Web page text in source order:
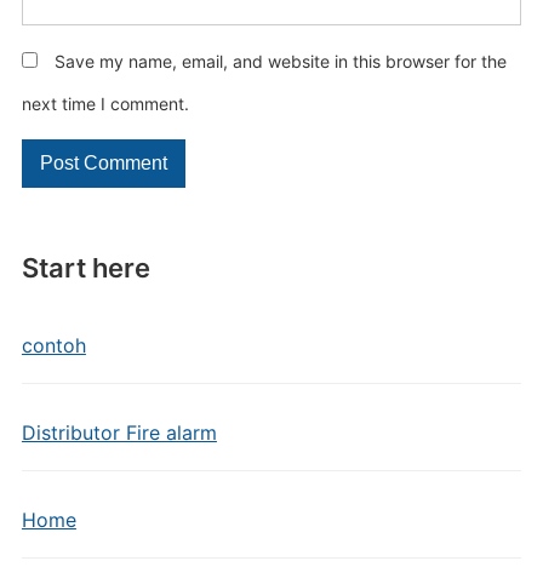
Start here
contoh
Distributor Fire alarm
Home
Save my name, email, and website in this browser for the
next time I comment.